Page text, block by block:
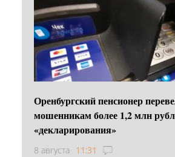
Оренбургский пенсионер
мошенникам более 1,2 млн
«декларирования»
8 августа 11:31